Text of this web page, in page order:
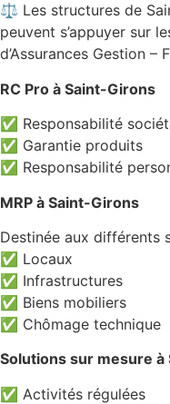
⚖️ Les structures de
peuvent s’appuyer sur
d’Assurances Gestion –
RC Pro à Saint-Girons
✅ Responsabilité
✅ Garantie produits
✅ Responsabilité
MRP à Saint-Girons
Destinée aux différents
✅ Locaux
✅ Infrastructures
✅ Biens mobiliers
✅ Chômage technique
Solutions sur mesure
✅ Activités régulées